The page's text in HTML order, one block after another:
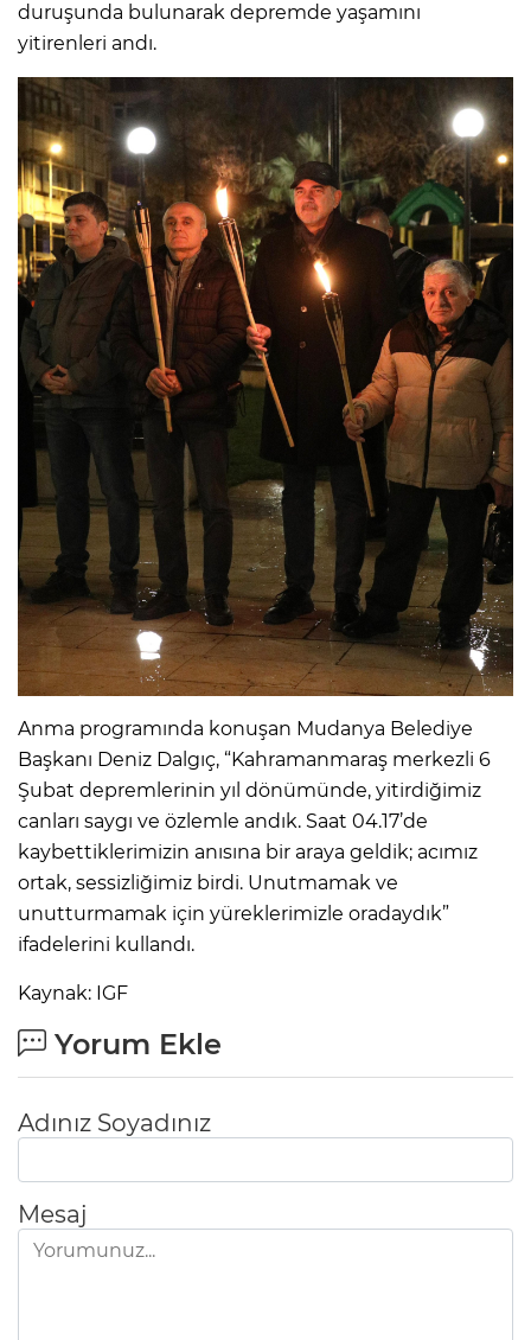
duruşunda bulunarak depremde yaşamını
yitirenleri andı.
Anma programında konuşan Mudanya Belediye
Başkanı Deniz Dalgıç, “Kahramanmaraş merkezli 6
Şubat depremlerinin yıl dönümünde, yitirdiğimiz
canları saygı ve özlemle andık. Saat 04.17’de
kaybettiklerimizin anısına bir araya geldik; acımız
ortak, sessizliğimiz birdi. Unutmamak ve
unutturmamak için yüreklerimizle oradaydık”
ifadelerini kullandı.
Kaynak: IGF
Yorum Ekle
Adınız Soyadınız
Mesaj